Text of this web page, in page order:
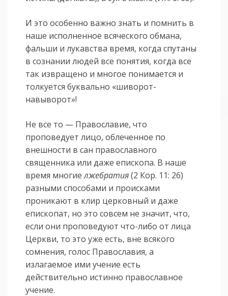
И это особенно важно знать и помнить в
наше исполненное всяческого обмана,
фальши и лукавства время, когда спутаны
в сознании людей все понятия, когда все
так извращено и многое понимается и
толкуется буквально «шиворот-
навыворот»!
Не все то — Православие, что
проповедует лицо, облеченное по
внешности в сан православного
священника или даже епископа. В наше
время многиелжебратия(2 Кор. 11: 26)
разными способами и происками
проникают в клир церковный и даже
епископат, но это совсем не значит, что,
если они проповедуют что-либо от лица
Церкви, то это уже есть, вне всякого
сомнения, голос Православия, а
излагаемое ими учение есть
действительно истинно православное
учение.